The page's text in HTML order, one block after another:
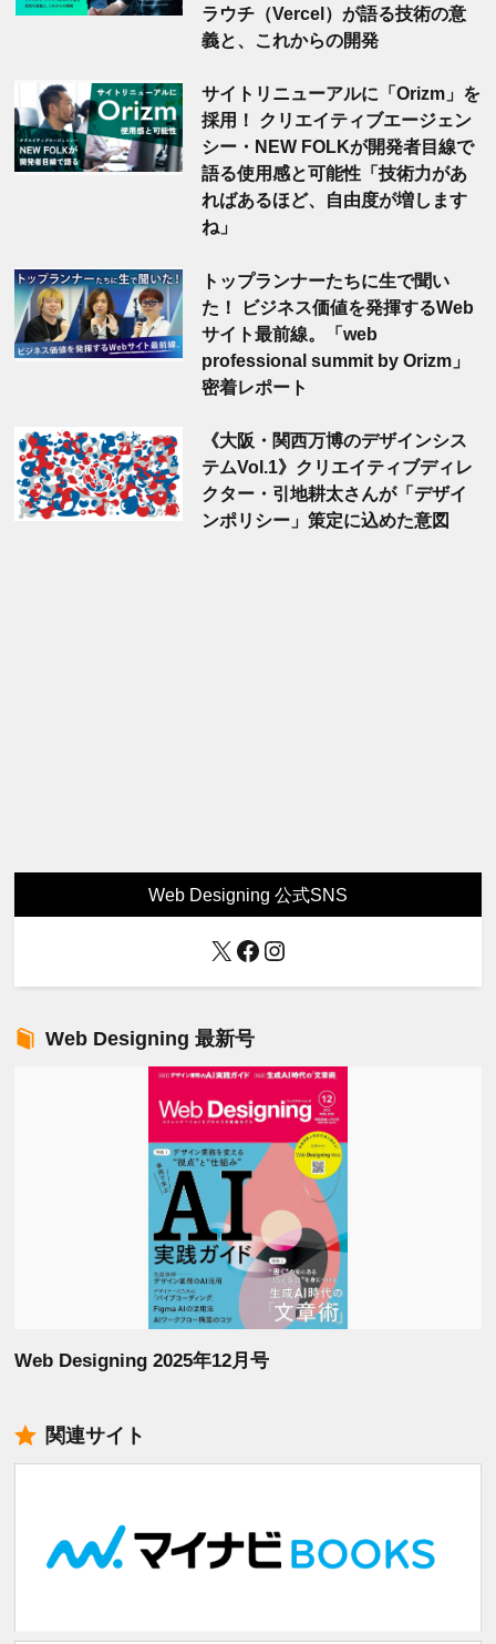
ラウチ（Vercel）が語る技術の意
義と、これからの開発
サイトリニューアルに「Orizm」を
採用！ クリエイティブエージェン
シー・NEW FOLKが開発者目線で
語る使用感と可能性「技術力があ
ればあるほど、自由度が増します
ね」
トップランナーたちに生で聞い
た！ ビジネス価値を発揮するWeb
サイト最前線。「web
professional summit by Orizm」
密着レポート
《大阪・関西万博のデザインシス
テムVol.1》クリエイティブディレ
クター・引地耕太さんが「デザイ
ンポリシー」策定に込めた意図
Web Designing 公式SNS
X Facebook
Instagram
Web Designing 最新号
Web Designing 2025年12月号
関連サイト